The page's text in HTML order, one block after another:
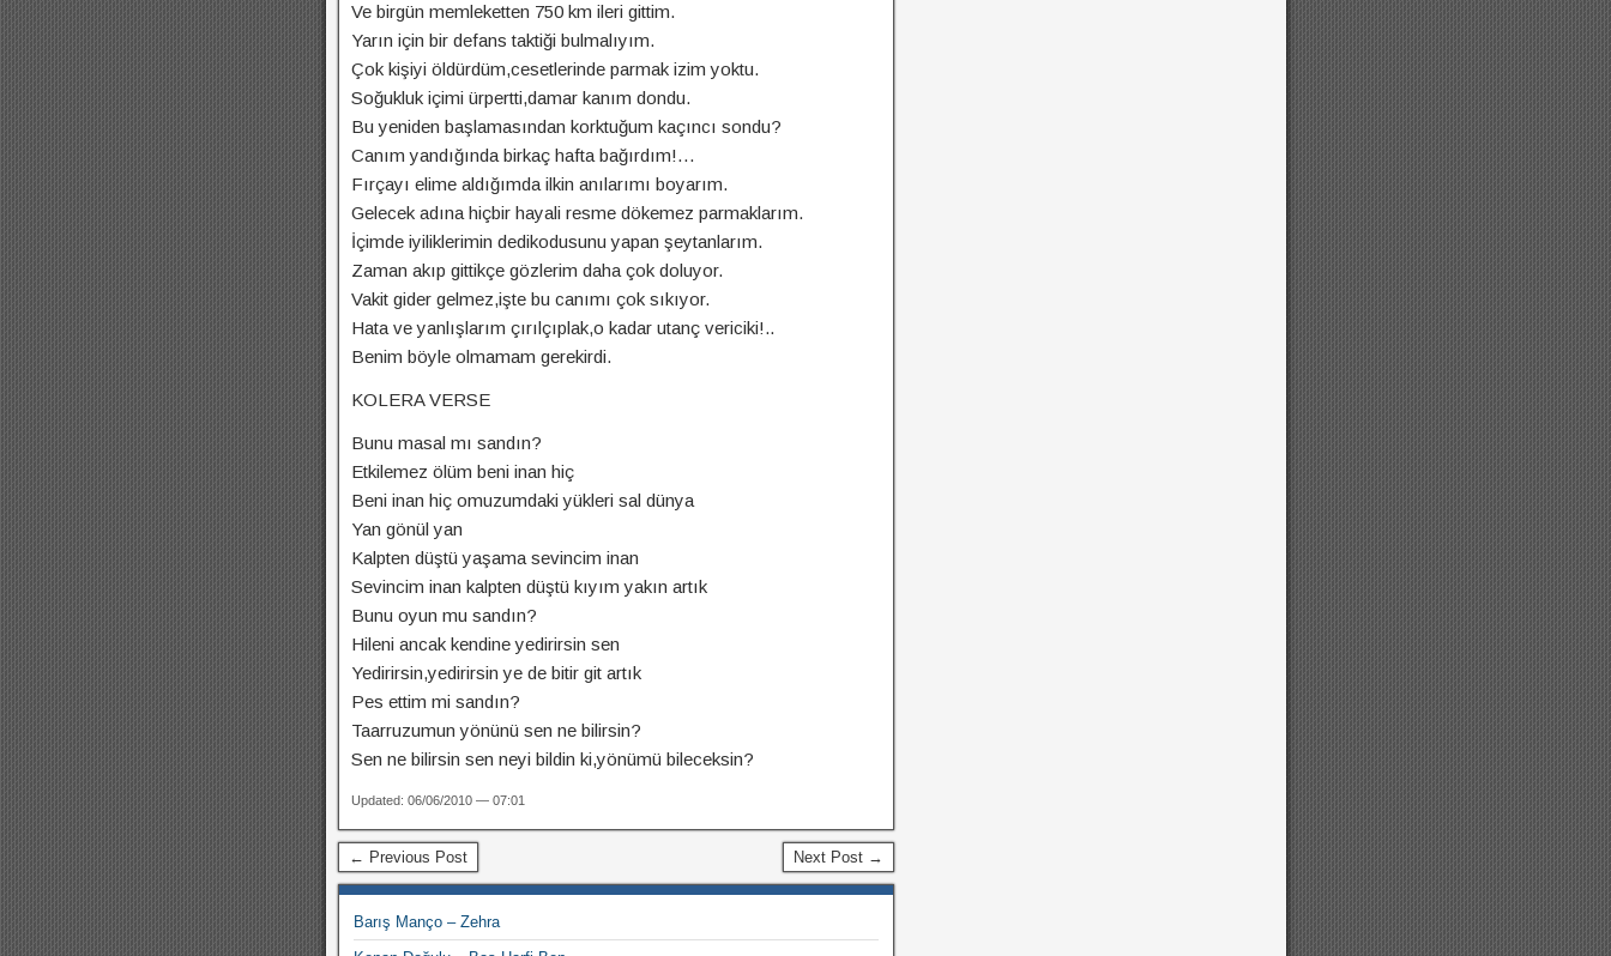
Ve birgün memleketten 750 km ileri gittim.
Yarın için bir defans taktiği bulmalıyım.
Çok kişiyi öldürdüm,cesetlerinde parmak izim yoktu.
Soğukluk içimi ürpertti,damar kanım dondu.
Bu yeniden başlamasından korktuğum kaçıncı sondu?
Canım yandığında birkaç hafta bağırdım!…
Fırçayı elime aldığımda ilkin anılarımı boyarım.
Gelecek adına hiçbir hayali resme dökemez parmaklarım.
İçimde iyiliklerimin dedikodusunu yapan şeytanlarım.
Zaman akıp gittikçe gözlerim daha çok doluyor.
Vakit gider gelmez,işte bu canımı çok sıkıyor.
Hata ve yanlışlarım çırılçıplak,o kadar utanç vericiki!..
Benim böyle olmamam gerekirdi.
KOLERA VERSE
Bunu masal mı sandın?
Etkilemez ölüm beni inan hiç
Beni inan hiç omuzumdaki yükleri sal dünya
Yan gönül yan
Kalpten düştü yaşama sevincim inan
Sevincim inan kalpten düştü kıyım yakın artık
Bunu oyun mu sandın?
Hileni ancak kendine yedirirsin sen
Yedirirsin,yedirirsin ye de bitir git artık
Pes ettim mi sandın?
Taarruzumun yönünü sen ne bilirsin?
Sen ne bilirsin sen neyi bildin ki,yönümü bileceksin?
Updated: 06/06/2010 — 07:01
← Previous Post Next Post →
Barış Manço – Zehra